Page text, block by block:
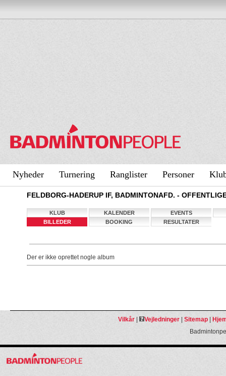
Nyheder Turnering Ranglister Personer
FELDBORG-HADERUP IF, BADMINTONAFD. -
KLUB KALENDER
EVENTS
BILLEDER
BOOKING RESULTATER
Der er ikke oprettet nogle album
Vilkår| Vejledninger| Sitemap|